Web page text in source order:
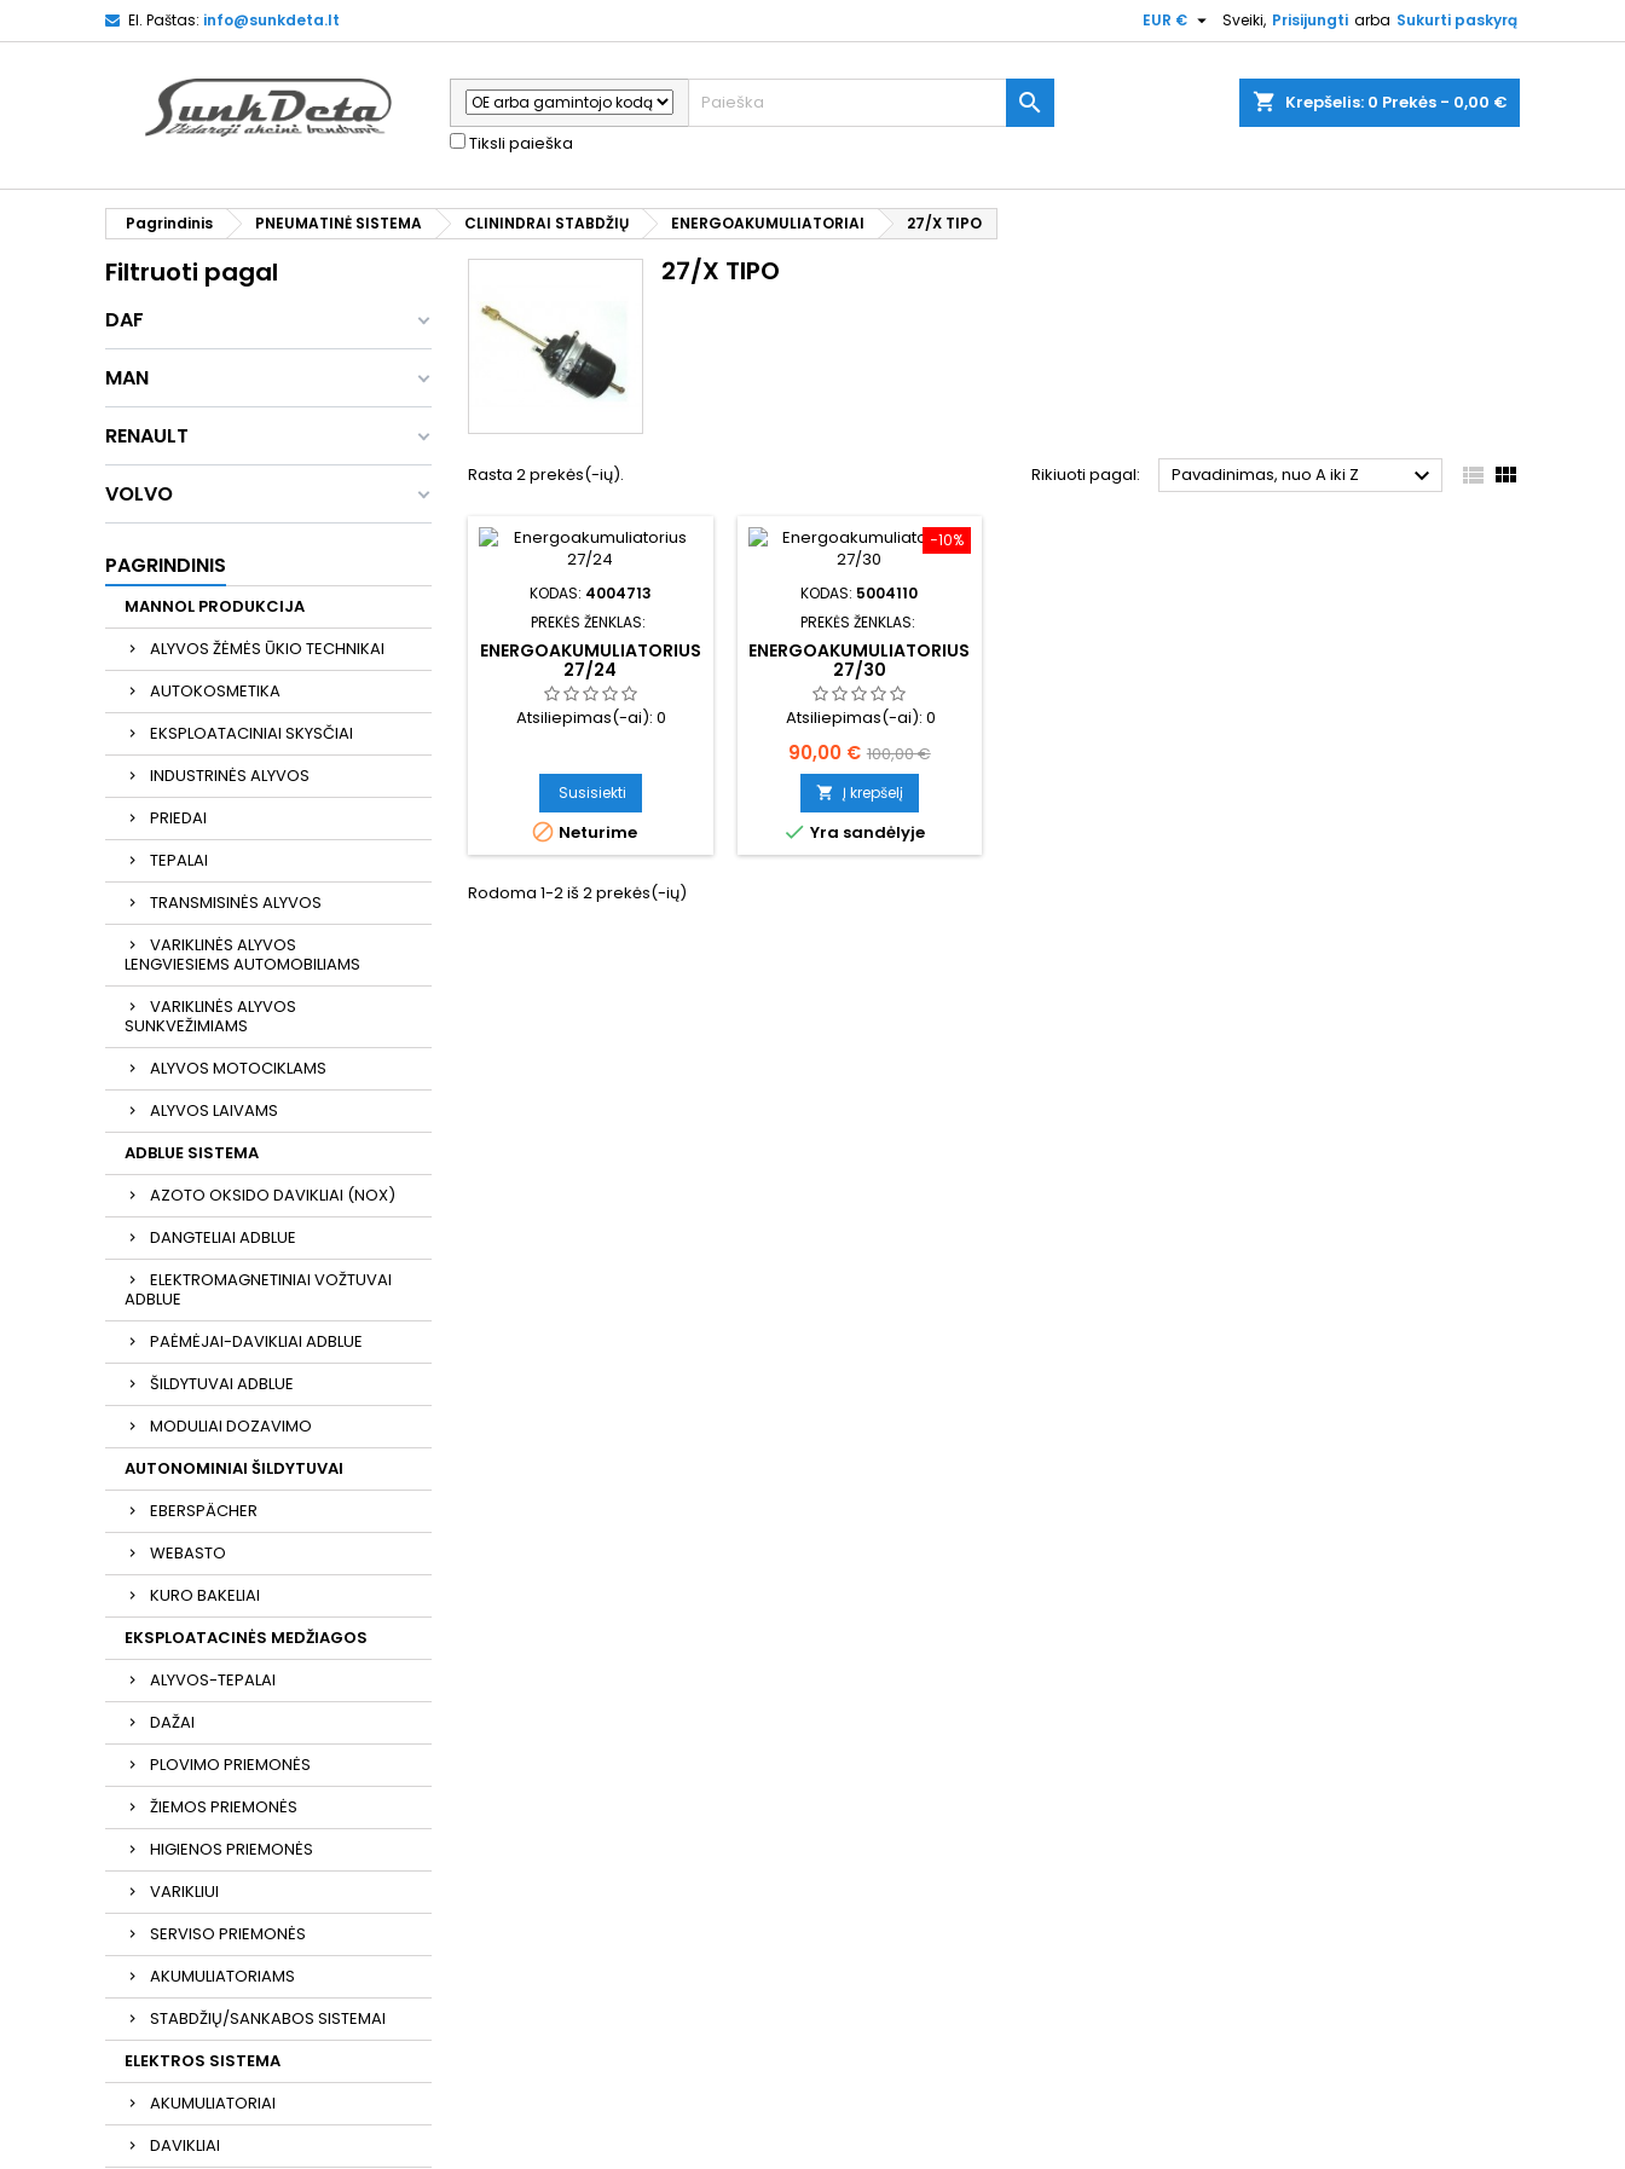
El. Paštas: info@sunkdeta.lt Sveiki, Prisijungti arba Sukurti paskyrą
EUR € 
shopping_cart Krepšelis: 0 Prekės - 0,00 €
Tiksli paieška

Pagrindinis PNEUMATINĖ SISTEMA CLININDRAI STABDŽIŲ ENERGOAKUMULIATORIAI 27/X TIPO
Filtruoti pagal
DAF
MAN
RENAULT
VOLVO
PAGRINDINIS
MANNOL PRODUKCIJA
ALYVOS ŽĖMĖS ŪKIO TECHNIKAI
AUTOKOSMETIKA
EKSPLOATACINIAI SKYSČIAI
INDUSTRINĖS ALYVOS
PRIEDAI
TEPALAI
TRANSMISINĖS ALYVOS
VARIKLINĖS ALYVOS
LENGVIESIEMS AUTOMOBILIAMS
VARIKLINĖS ALYVOS
SUNKVEŽIMIAMS
ALYVOS MOTOCIKLAMS
ALYVOS LAIVAMS
ADBLUE SISTEMA
AZOTO OKSIDO DAVIKLIAI (NOX)
DANGTELIAI ADBLUE
ELEKTROMAGNETINIAI VOŽTUVAI
ADBLUE
PAĖMĖJAI-DAVIKLIAI ADBLUE
ŠILDYTUVAI ADBLUE
MODULIAI DOZAVIMO
AUTONOMINIAI ŠILDYTUVAI
EBERSPÄCHER
WEBASTO
KURO BAKELIAI
EKSPLOATACINĖS MEDŽIAGOS
ALYVOS-TEPALAI
DAŽAI
PLOVIMO PRIEMONĖS
ŽIEMOS PRIEMONĖS
HIGIENOS PRIEMONĖS
VARIKLIUI
SERVISO PRIEMONĖS
AKUMULIATORIAMS
STABDŽIŲ/SANKABOS SISTEMAI
ELEKTROS SISTEMA
AKUMULIATORIAI
DAVIKLIAI
27/X TIPO
Rasta 2 prekės(-ių). Rikiuoti pagal: Pavadinimas, nuo A iki Z   
KODAS: 4004713
PREKĖS ŽENKLAS:
ENERGOAKUMULIATORIUS
27/24
Atsiliepimas(-ai):0
Susisiekti
 Neturime
−10%
KODAS: 5004110
PREKĖS ŽENKLAS:
ENERGOAKUMULIATORIUS
27/30
Atsiliepimas(-ai): 0
Kaina
90,00 € Bazinė
kaina
100,00 €
 Į krepšelį
 Yra sandėlyje
Rodoma 1-2 iš 2 prekės(-ių)